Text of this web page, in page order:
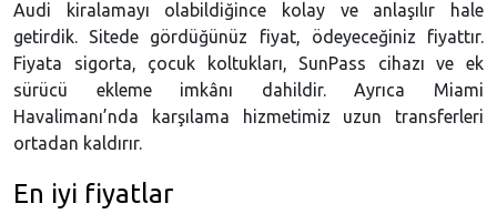
Audi kiralamayı olabildiğince kolay ve anlaşılır hale
getirdik. Sitede gördüğünüz fiyat, ödeyeceğiniz fiyattır.
Fiyata sigorta, çocuk koltukları, SunPass cihazı ve ek
sürücü ekleme imkânı dahildir. Ayrıca Miami
Havalimanı’nda karşılama hizmetimiz uzun transferleri
ortadan kaldırır.
En iyi fiyatlar